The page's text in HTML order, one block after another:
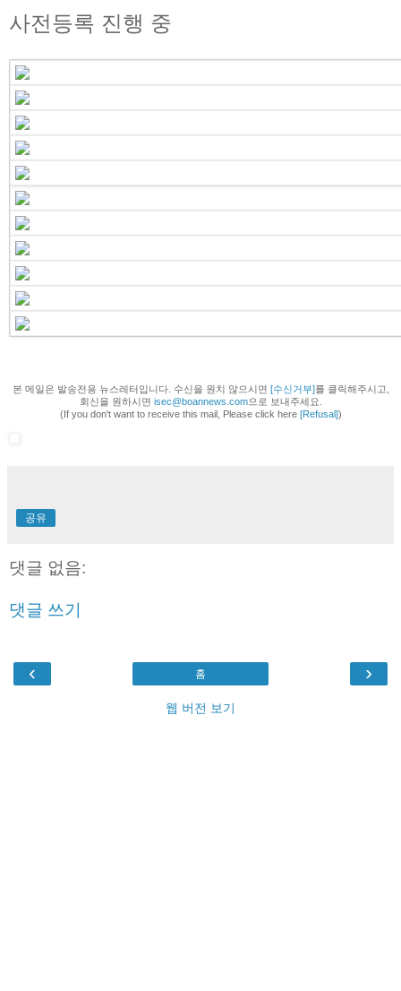
사전등록 진행 중
본 메일은 발송전용 뉴스레터입니다. 수신을 원치 않으시면 [수신거부]를 클릭해주시고,
회신을 원하시면 isec@boannews.com으로 보내주세요.
(If you don't want to receive this mail, Please click here [Refusal])
공유
댓글 없음:
댓글 쓰기
‹ ›
홈
웹 버전 보기